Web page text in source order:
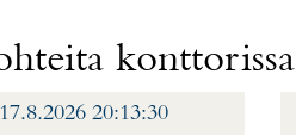
konttorissa
17.8.2026 20:13:30